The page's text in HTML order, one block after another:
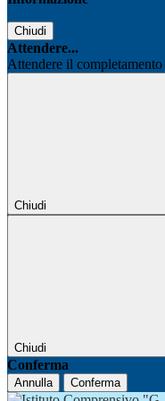
Chiudi
Attendere...
Attendere il
Chiudi
Chiudi
Conferma
Annulla Conferma